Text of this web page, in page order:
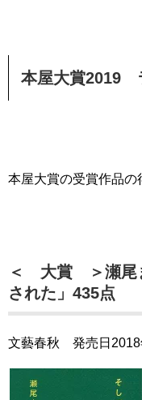
本屋大賞2019
本屋大賞の受賞作品の
＜ 大賞 ＞瀬尾
された」435点
文藝春秋 発売日2018